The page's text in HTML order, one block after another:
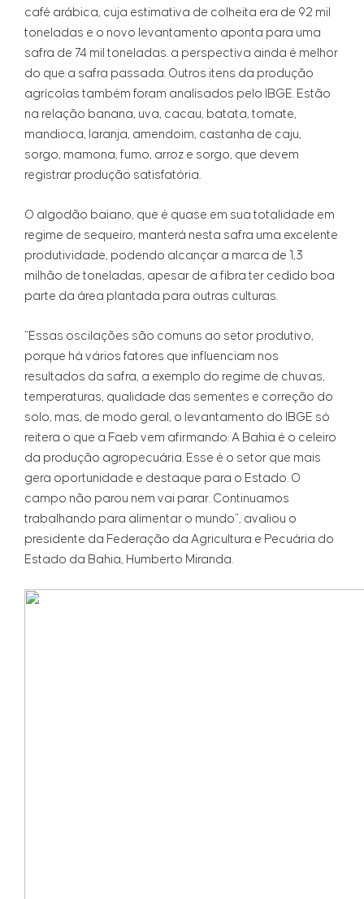
café arábica, cuja estimativa de colheita era de 92 mil
toneladas e o novo levantamento aponta para uma
safra de 74 mil toneladas. a perspectiva ainda é melhor
do que a safra passada. Outros itens da produção
agrícolas também foram analisados pelo IBGE. Estão
na relação banana, uva, cacau, batata, tomate,
mandioca, laranja, amendoim, castanha de caju,
sorgo, mamona, fumo, arroz e sorgo, que devem
registrar produção satisfatória.
O algodão baiano, que é quase em sua totalidade em
regime de sequeiro, manterá nesta safra uma excelente
produtividade, podendo alcançar a marca de 1,3
milhão de toneladas, apesar de a fibra ter cedido boa
parte da área plantada para outras culturas.
“Essas oscilações são comuns ao setor produtivo,
porque há vários fatores que influenciam nos
resultados da safra, a exemplo do regime de chuvas,
temperaturas, qualidade das sementes e correção do
solo, mas, de modo geral, o levantamento do IBGE só
reitera o que a Faeb vem afirmando: A Bahia é o celeiro
da produção agropecuária. Esse é o setor que mais
gera oportunidade e destaque para o Estado. O
campo não parou nem vai parar. Continuamos
trabalhando para alimentar o mundo”, avaliou o
presidente da Federação da Agricultura e Pecuária do
Estado da Bahia, Humberto Miranda.